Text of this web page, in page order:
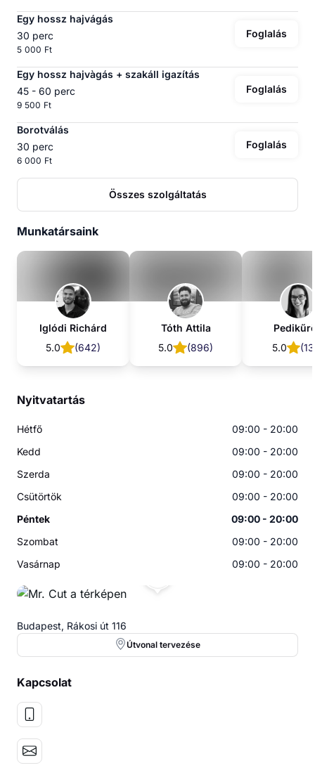
Egy hossz hajvágás
30 perc
5 000 Ft
Foglalás
Egy hossz hajvàgás + szakáll igazítás
45 - 60 perc
9 500 Ft
Foglalás
Borotválás
30 perc
6 000 Ft
Foglalás
Összes szolgáltatás
Munkatársaink
Iglódi Richárd
5.0
(642)
Tóth Attila
5.0
(896)
5.0
(
Nyitvatartás
Hétfő
09:00 - 20:00
Kedd
09:00 - 20:00
Szerda
09:00 - 20:00
Csütörtök
09:00 - 20:00
Péntek
09:00 - 20:00
Szombat
09:00 - 20:00
Vasárnap
09:00 - 20:00
Budapest, Rákosi út 116
Útvonal tervezése
Kapcsolat